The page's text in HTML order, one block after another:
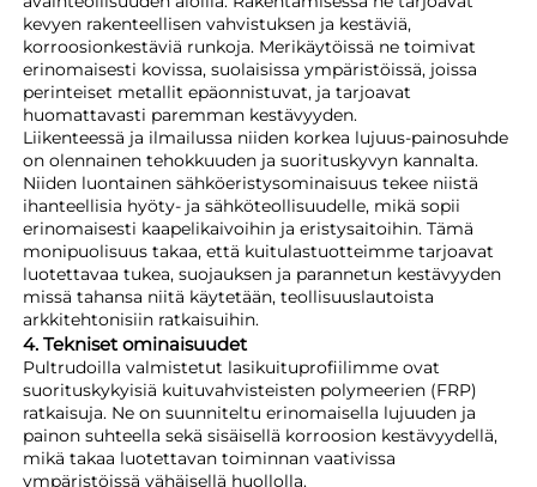
kevyen rakenteellisen vahvistuksen ja kestäviä,
korroosionkestäviä runkoja. Merikäytöissä ne toimivat
erinomaisesti kovissa, suolaisissa ympäristöissä, joissa
perinteiset metallit epäonnistuvat, ja tarjoavat
huomattavasti paremman kestävyyden.
Liikenteessä ja ilmailussa niiden korkea lujuus-painosuhde
on olennainen tehokkuuden ja suorituskyvyn kannalta.
Niiden luontainen sähköeristysominaisuus tekee niistä
ihanteellisia hyöty- ja sähköteollisuudelle, mikä sopii
erinomaisesti kaapelikaivoihin ja eristysaitoihin. Tämä
monipuolisuus takaa, että kuitulastuotteimme tarjoavat
luotettavaa tukea, suojauksen ja parannetun kestävyyden
missä tahansa niitä käytetään, teollisuuslautoista
arkkitehtonisiin ratkaisuihin.
4. Tekniset ominaisuudet
Pultrudoilla valmistetut lasikuituprofiilimme ovat
suorituskykyisiä kuituvahvisteisten polymeerien (FRP)
ratkaisuja. Ne on suunniteltu erinomaisella lujuuden ja
painon suhteella sekä sisäisellä korroosion kestävyydellä,
mikä takaa luotettavan toiminnan vaativissa
ympäristöissä vähäisellä huollolla.